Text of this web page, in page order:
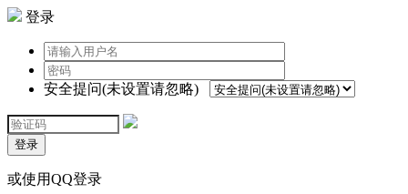
登录
安全提问(未设置请忽略)
登录
或使用QQ登录